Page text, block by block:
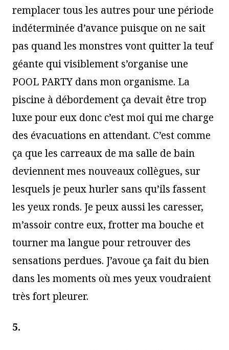
remplacer tous les autres pour une période
indéterminée d’avance puisque on ne sait
pas quand les monstres vont quitter la teuf
géante qui visiblement s’organise une
POOL PARTY dans mon organisme. La
piscine à débordement ça devait être trop
luxe pour eux donc c’est moi qui me charge
des évacuations en attendant. C’est comme
ça que les carreaux de ma salle de bain
deviennent mes nouveaux collègues, sur
lesquels je peux hurler sans qu’ils fassent
les yeux ronds. Je peux aussi les caresser,
m’assoir contre eux, frotter ma bouche et
tourner ma langue pour retrouver des
sensations perdues. J’avoue ça fait du bien
dans les moments où mes yeux voudraient
très fort pleurer.
5.